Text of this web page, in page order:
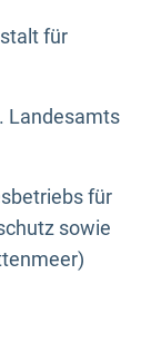
für
Landesamts
für
sowie